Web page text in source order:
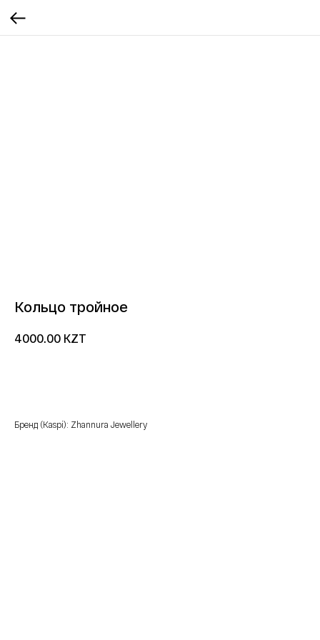
Кольцо тройное
4000.00 KZT
Бренд (Kaspi): Zhannura Jewellery